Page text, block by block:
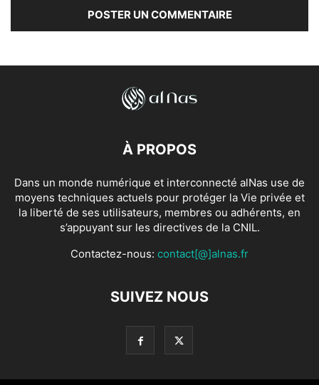
À PROPOS
Dans un monde numérique et interconnecté alNas use de
moyens techniques actuels pour protéger la Vie privée et
la liberté de ses utilisateurs, membres ou adhérents, en
s’appuyant sur les directives de la CNIL.
Contactez-nous: contact[@]alnas.fr
SUIVEZ NOUS